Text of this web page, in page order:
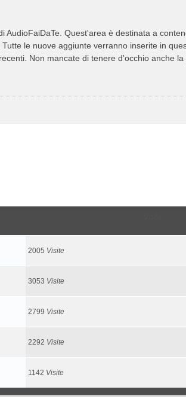
AudioFaiDaTe. Quest'area è destinata a
le nuove aggiunte verranno inserite in
Non mancate di tenere d'occhio anche la
2005 Visite
3053 Visite
2799 Visite
2292 Visite
1142 Visite